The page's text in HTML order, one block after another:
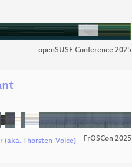
openSUSE Conference 2025
(aka. Thorsten-Voice) FrOSCon 2025